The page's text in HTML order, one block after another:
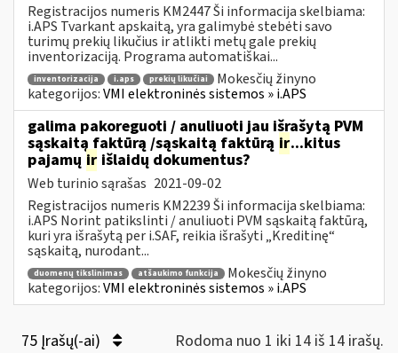
Registracijos numeris KM2447 Ši informacija skelbiama:
i.APS Tvarkant apskaitą, yra galimybė stebėti savo
turimų prekių likučius ir atlikti metų gale prekių
inventorizaciją. Programa automatiškai...
inventorizacija i.aps prekių likučiai
Mokesčių žinyno
kategorijos:VMI elektroninės sistemos » i.APS
galima pakoreguoti / anuliuoti jau išrašytą PVM
sąskaitą faktūrą /sąskaitą faktūrą ir...kitus
pajamų ir išlaidų dokumentus?
Web turinio sąrašas 2021-09-02
Registracijos numeris KM2239 Ši informacija skelbiama:
i.APS Norint patikslinti / anuliuoti PVM sąskaitą faktūrą,
kuri yra išrašytą per i.SAF, reikia išrašyti „Kreditinę“
sąskaitą, nurodant...
duomenų tikslinimas atšaukimo funkcija
Mokesčių žinyno
kategorijos:VMI elektroninės sistemos » i.APS
75 Įrašų(-ai) Rodoma nuo 1 iki 14 iš 14 irašų.